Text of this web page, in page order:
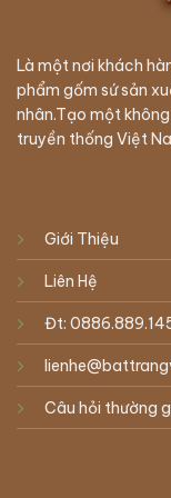
Là một nơi khách
phẩm gốm sứ sản
nhân.Tạo một
truyền thống Việt
Giới Thiệu
Liên Hệ
Đt:
Câu hỏi thường